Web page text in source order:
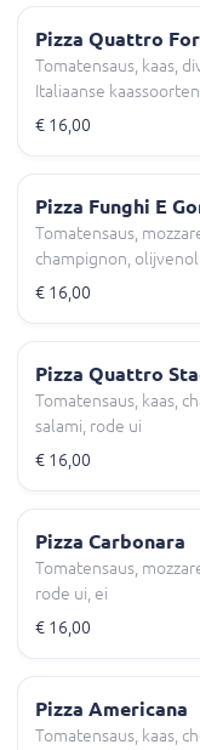
Pizza Quattro
Tomatensaus, kaas,
Italiaanse kaassoorten
€ 16,00
Pizza Funghi E
Tomatensaus,
champignon,
€ 16,00
Pizza Quattro
Tomatensaus, kaas,
salami, rode ui
€ 16,00
Pizza Carbonara
Tomatensaus,
rode ui, ei
€ 16,00
Pizza Americana
Tomatensaus, kaas,